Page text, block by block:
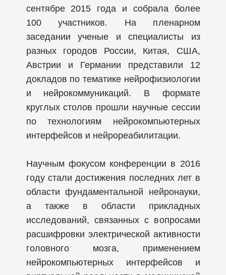
сентябре 2015 года и собрала более
100 участников. На пленарном
заседании ученые и специалисты из
разных городов России, Китая, США,
Австрии и Германии представили 12
докладов по тематике нейрофизиологии
и нейрокоммуникаций. В формате
круглых столов прошли научные сессии
по технологиям нейрокомпьютерных
интерфейсов и нейрореабилитации.
Научным фокусом конференции в 2016
году стали достижения последних лет в
области фундаментальной нейронауки,
а также в области прикладных
исследований, связанных с вопросами
расшифровки электрической активности
головного мозга, применением
нейрокомпьютерных интерфейсов и